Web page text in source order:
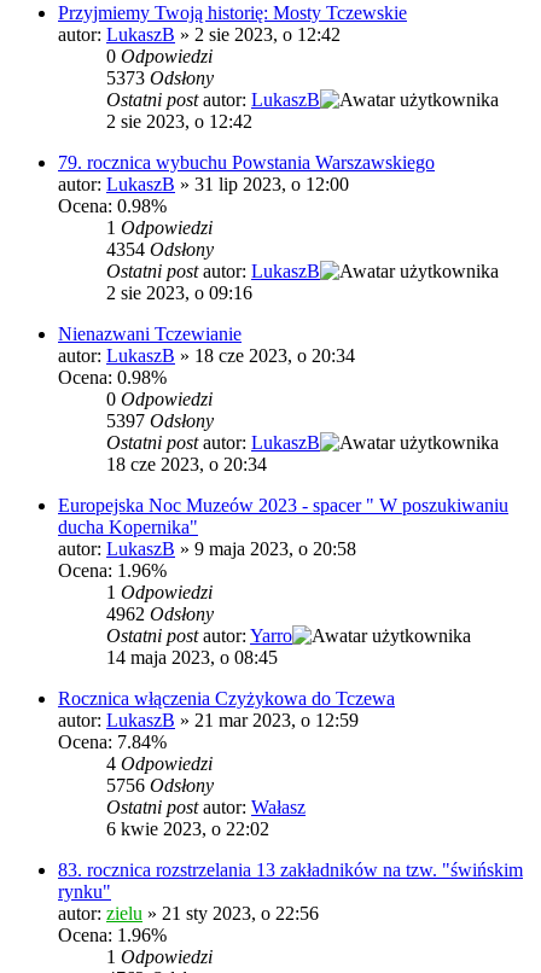
Przyjmiemy Twoją historię: Mosty Tczewskie
autor: LukaszB » 2 sie 2023, o 12:42
0 Odpowiedzi
5373 Odsłony
Ostatni postautor: LukaszB
2 sie 2023, o 12:42
79. rocznica wybuchu Powstania Warszawskiego
autor: LukaszB » 31 lip 2023, o 12:00
Ocena: 0.98%
1 Odpowiedzi
4354 Odsłony
Ostatni postautor: LukaszB
2 sie 2023, o 09:16
Nienazwani Tczewianie
autor: LukaszB » 18 cze 2023, o 20:34
Ocena: 0.98%
0 Odpowiedzi
5397 Odsłony
Ostatni postautor: LukaszB
18 cze 2023, o 20:34
Europejska Noc Muzeów 2023 - spacer " W poszukiwaniu
ducha Kopernika"
autor: LukaszB » 9 maja 2023, o 20:58
Ocena: 1.96%
1 Odpowiedzi
4962 Odsłony
Ostatni postautor: Yarro
14 maja 2023, o 08:45
Rocznica włączenia Czyżykowa do Tczewa
autor: LukaszB » 21 mar 2023, o 12:59
Ocena: 7.84%
4 Odpowiedzi
5756 Odsłony
Ostatni postautor: Wałasz
6 kwie 2023, o 22:02
83. rocznica rozstrzelania 13 zakładników na tzw. "świńskim
rynku"
autor: zielu » 21 sty 2023, o 22:56
Ocena: 1.96%
1 Odpowiedzi